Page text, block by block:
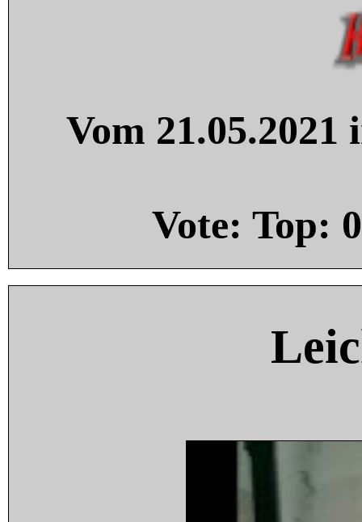
Vom
Vote: Top: 0